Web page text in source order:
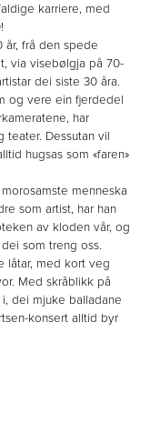
karriere, med
år, frå den spede
via visebølgja på 70-
dei siste 30 åra.
og vere ein fjerdedel
har
teater. Dessutan vil
hugsas som «faren»
menneska
som artist, har han
av kloden vår, og
som treng oss.
låtar, med kort veg
Med skråblikk på
dei mjuke balladane
konsert alltid byr